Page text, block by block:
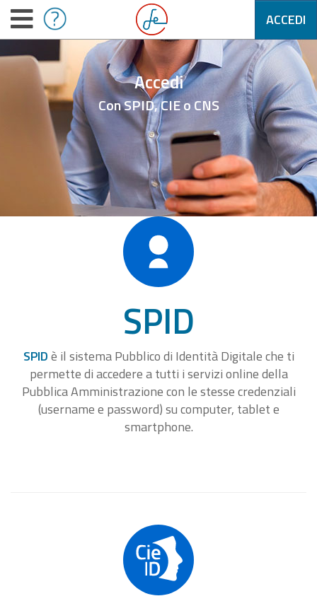
ACCEDI
Accedi
Con SPID, CIE o CNS
SPID
SPIDè il sistema Pubblico di Identità Digitale che ti
permette di accedere a tutti i servizi online della
Pubblica Amministrazione con le stesse credenziali
(username e password) su computer, tablet e
smartphone.